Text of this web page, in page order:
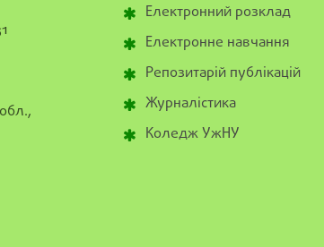
Електронний розклад
Електронне навчання
Репозитарій публікацій
Журналістика
Коледж УжНУ